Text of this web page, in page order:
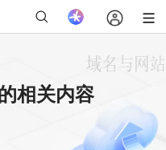
相关内容